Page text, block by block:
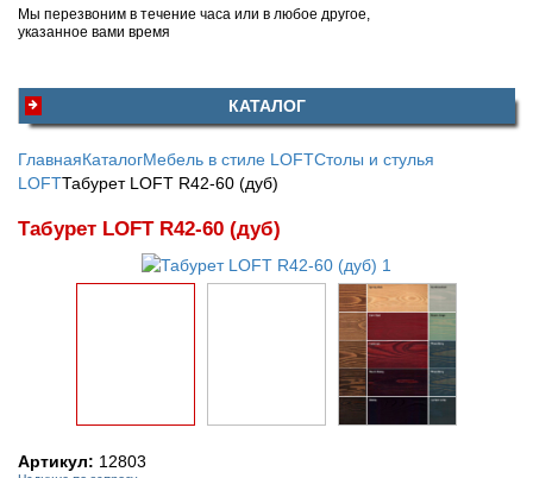
Мы перезвоним в течение часа или в любое другое,
указанное вами время
КАТАЛОГ
ГлавнаяКаталогМебель в стиле LOFTСтолы и стулья
LOFTТабурет LOFT R42-60 (дуб)
Табурет LOFT R42-60 (дуб)
Артикул: 12803